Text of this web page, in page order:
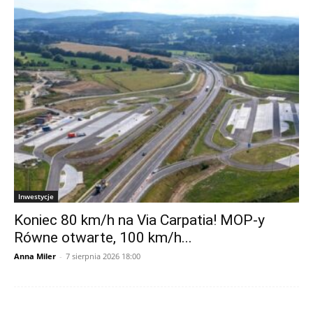
Inwestycje
Koniec 80 km/h na Via Carpatia! MOP-y
Równe otwarte, 100 km/h...
Anna Miler - 7 sierpnia 2026 18:00